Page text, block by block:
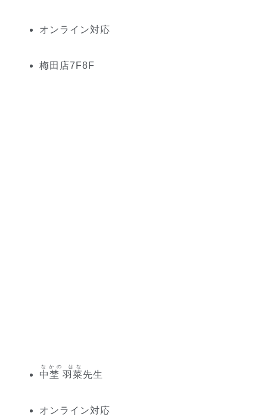
オンライン対応
梅田 店7 F8F
中埜 羽菜
なかの はな
先生
オンライン対応